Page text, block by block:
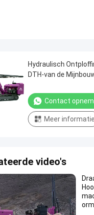
Hydraulisch
DTH-van de
Kruippakjeboring
Contact
Meer informatie
video's